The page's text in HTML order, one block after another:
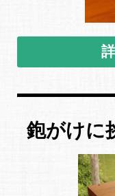
鉋がけに